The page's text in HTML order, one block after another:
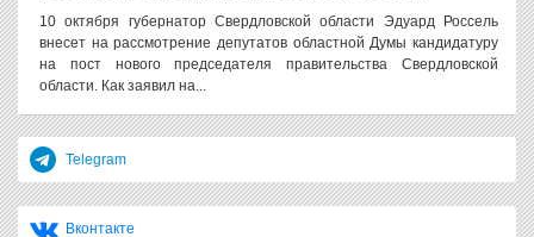
10 октября губернатор Свердловской области Эдуард Россель
внесет на рассмотрение депутатов областной Думы кандидатуру
на пост нового председателя правительства Свердловской
области. Как заявил на...
Telegram
Вконтакте